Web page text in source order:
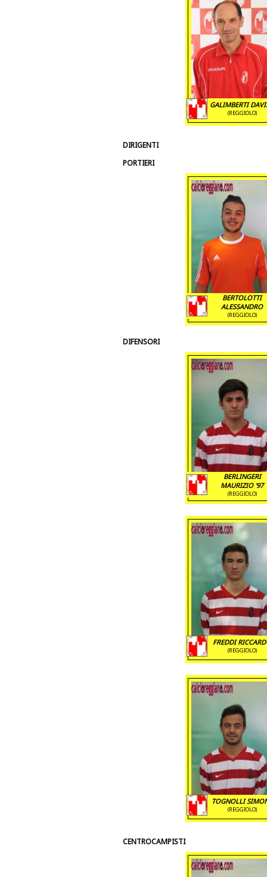
GALIMBERTI
(REGGIOLO)
DIRIGENTI
PORTIERI
BERTOLOTTI
ALESSANDRO
(REGGIOLO)
DIFENSORI
BERLINGERI
MAURIZIO '97
(REGGIOLO)
FREDDI
(REGGIOLO)
TOGNOLLI
(REGGIOLO)
CENTROCAMPISTI